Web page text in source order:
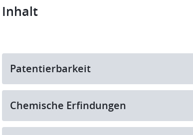
Inhalt
Patentierbarkeit
Chemische Erfindungen